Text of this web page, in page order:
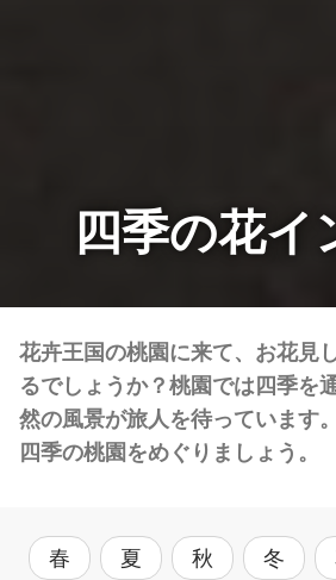
四季の花イ
花卉王国の桃園に来て、お花見
るでしょうか？桃園では四季を
然の風景が旅人を待っています
四季の桃園をめぐりましょう。
春 夏 秋 冬